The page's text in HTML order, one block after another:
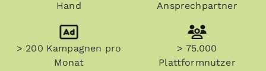
Hand
Ansprechpartner
> 200 Kampagnen pro
Monat
> 75.000
Plattformnutzer